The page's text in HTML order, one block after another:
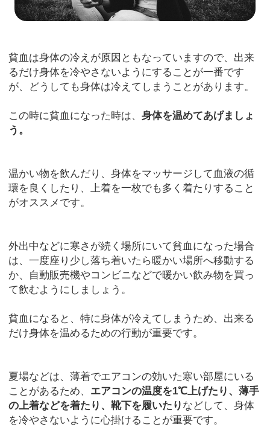
貧血は身体の冷えが原因ともなっていますので、出来
るだけ身体を冷やさないようにすることが一番です
が、どうしても身体は冷えてしまうことがあります。
この時に貧血になった時は、身体を温めてあげましょ
う。
温かい物を飲んだり、身体をマッサージして血液の循
環を良くしたり、上着を一枚でも多く着たりすること
がオススメです。
外出中などに寒さが続く場所にいて貧血になった場合
は、一度座り少し落ち着いたら暖かい場所へ移動する
か、自動販売機やコンビニなどで暖かい飲み物を買っ
て飲むようにしましょう。
貧血になると、特に身体が冷えてしまうため、出来る
だけ身体を温めるための行動が重要です。
夏場などは、薄着でエアコンの効いた寒い部屋にいる
ことがあるため、 エアコンの温度を1℃上げたり、薄手
の上着などを着たり、靴下を履いたり などして、身体
を冷やさないように心掛けることが重要です。